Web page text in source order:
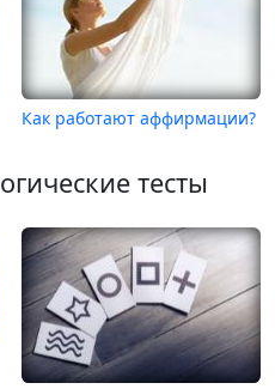
Как работают аффирмации?
тесты